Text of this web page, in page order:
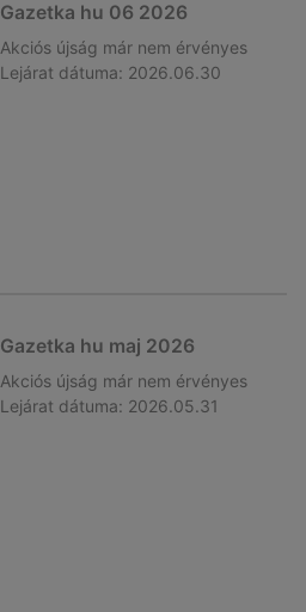
Gazetka hu 06 2026
Akciós újság már nem érvényes
Lejárat dátuma: 2026.06.30
Gazetka hu maj 2026
Akciós újság már nem érvényes
Lejárat dátuma: 2026.05.31